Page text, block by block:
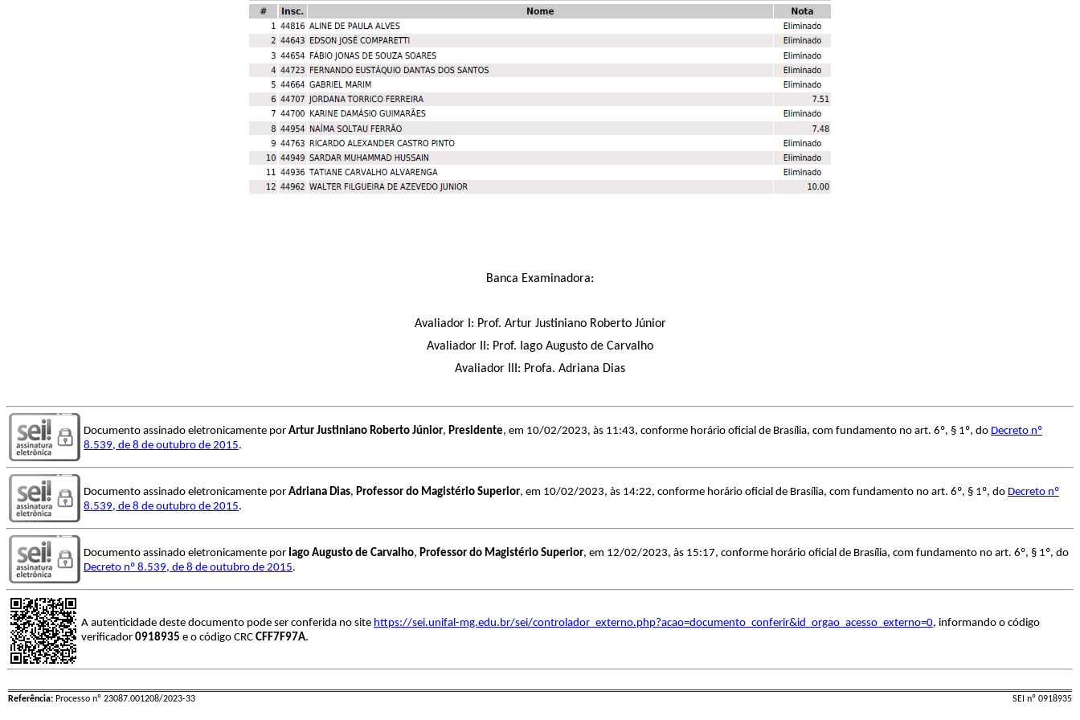
Banca Examinadora:
Avaliador I: Prof. Artur Justiniano Roberto Júnior
Avaliador II: Prof. Iago Augusto de Carvalho
Avaliador III: Profa. Adriana Dias
Documento assinado eletronicamente por Artur Justiniano Roberto Júnior, Presidente, em 10/02/2023, às 11:43, conforme horário oficial de Brasília, com fundamento no art. 6º, § 1º, do Decreto nº
8.539, de 8 de outubro de 2015.
Documento assinado eletronicamente por Adriana Dias, Professor do Magistério Superior, em 10/02/2023, às 14:22, conforme horário oficial de Brasília, com fundamento no art. 6º, § 1º, do Decreto nº
8.539, de 8 de outubro de 2015.
Documento assinado eletronicamente por Iago Augusto de Carvalho, Professor do Magistério Superior, em 12/02/2023, às 15:17, conforme horário oficial de Brasília, com fundamento no art. 6º, § 1º, do
Decreto nº 8.539, de 8 de outubro de 2015.
A autenticidade deste documento pode ser conferida no site https://sei.unifal-mg.edu.br/sei/controlador_externo.php?acao=documento_conferir&id_orgao_acesso_externo=0, informando o código
verificador 0918935 e o código CRC CFF7F97A.
Referência: Processo nº 23087.001208/2023-33 SEI nº 0918935